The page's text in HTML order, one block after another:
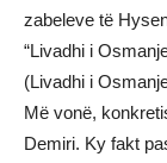
zabeleve të
“Livadhi i
(Livadhi i
Më vonë,
Demiri. Ky fakt